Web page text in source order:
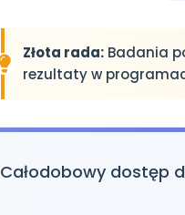
Złota rada:Badania
rezultaty w
Całodobowy dostęp